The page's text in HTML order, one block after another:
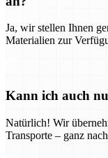
Ja, wir stellen Ihnen
Materialien zur
Kann ich auch
Natürlich! Wir
Transporte – ganz